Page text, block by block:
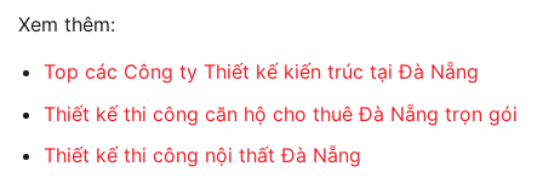
Xem thêm:
Top các Công ty Thiết kế kiến trúc tại Đà Nẵng
Thiết kế thi công căn hộ cho thuê Đà Nẵng trọn gói
Thiết kế thi công nội thất Đà Nẵng